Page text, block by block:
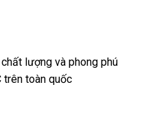
lượng và phong phú
trên toàn quốc